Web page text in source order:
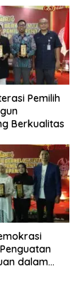
Pemilih
Berkualitas
dalam